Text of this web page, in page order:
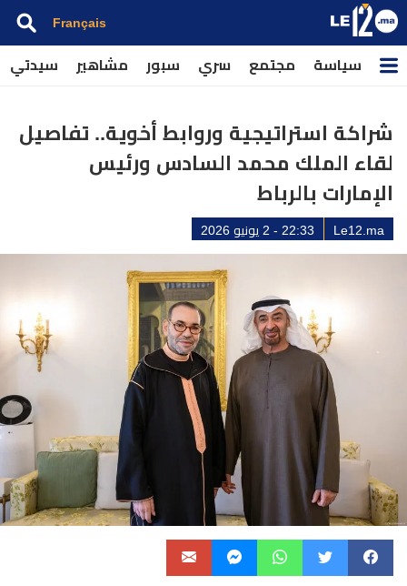
Français
سياسة مجتمع سري سبور مشاهير سيدتي
شراكة استراتيجية وروابط أخوية.. تفاصيل
لقاء الملك محمد السادس ورئيس
الإمارات بالرباط
Le12.ma 22:33 - 2 يونيو 2026